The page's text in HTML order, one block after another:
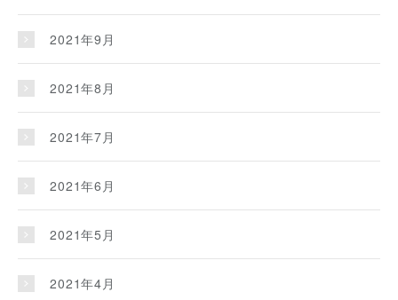
2021年9月
2021年8月
2021年7月
2021年6月
2021年5月
2021年4月